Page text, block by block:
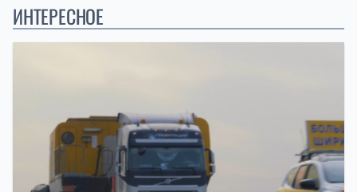
ИНТЕРЕСНОЕ